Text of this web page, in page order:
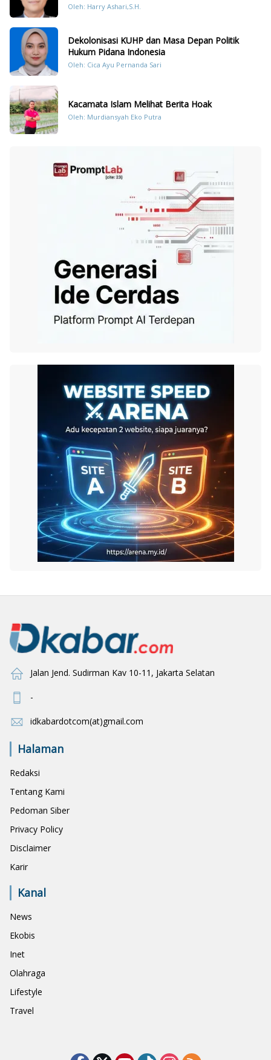
Oleh: Harry Ashari,S.H.
Dekolonisasi KUHP dan Masa Depan Politik
Hukum Pidana Indonesia
Oleh: Cica Ayu Pernanda Sari
Kacamata Islam Melihat Berita Hoak
Oleh: Murdiansyah Eko Putra
Jalan Jend. Sudirman Kav 10-11, Jakarta Selatan
-
idkabardotcom(at)gmail.com
Halaman
Redaksi
Tentang Kami
Pedoman Siber
Privacy Policy
Disclaimer
Karir
Kanal
News
Ekobis
Inet
Olahraga
Lifestyle
Travel